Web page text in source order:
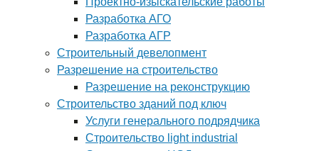
Разработка АГО
Разработка АГР
Строительный девелопмент
Разрешение на строительство
Разрешение на реконструкцию
Строительство зданий под ключ
Услуги генерального подрядчика
Строительство light industrial